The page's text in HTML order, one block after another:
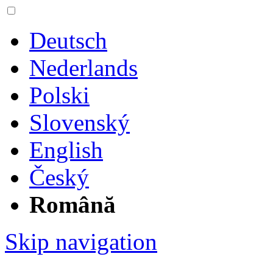
Deutsch
Nederlands
Polski
Slovenský
English
Český
Română
Skip navigation